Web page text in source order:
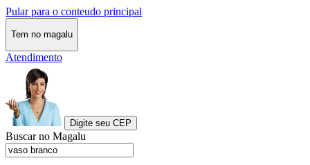
Pular para o conteudo principal
Tem no magalu
Atendimento
Digite seu CEP
Buscar no Magalu